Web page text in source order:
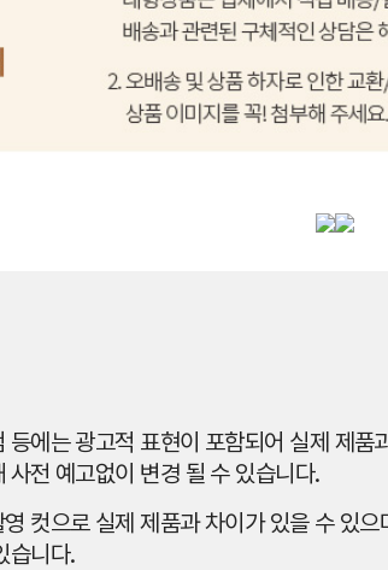
등에는 광고적 표현이 포함되어 실제 제
사전 예고없이 변경 될 수 있습니다.
컷으로 실제 제품과 차이가 있을 수 있
습니다.